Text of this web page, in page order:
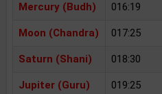
Mercury (Budh) 016:19
Moon (Chandra) 017:25
Saturn (Shani) 018:30
Jupiter (Guru) 019:25